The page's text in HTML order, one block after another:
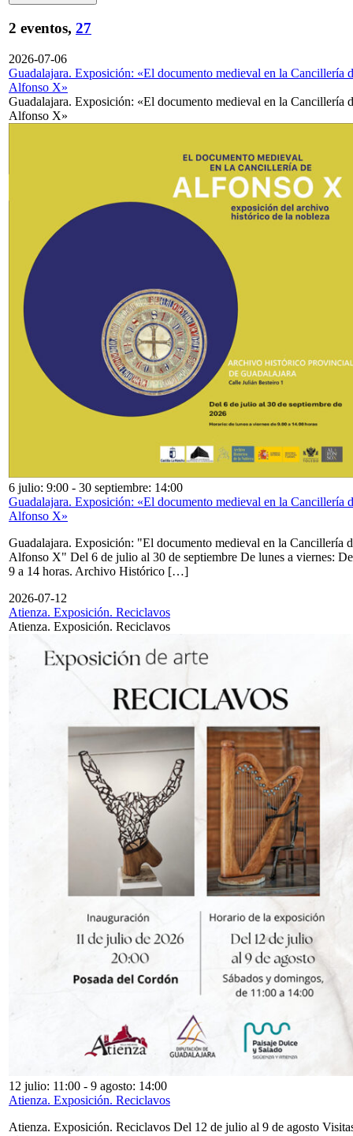
2 eventos, 27
2026-07-06
Guadalajara. Exposición: «El documento medieval en la Cancillería
Alfonso X»
Guadalajara. Exposición: «El documento medieval en la Cancillería
Alfonso X»
6 julio: 9:00 - 30 septiembre: 14:00
Guadalajara. Exposición: «El documento medieval en la Cancillería
Alfonso X»
Guadalajara. Exposición: "El documento medieval en la Cancillería
Alfonso X" Del 6 de julio al 30 de septiembre De lunes a viernes: De
9 a 14 horas. Archivo Histórico […]
2026-07-12
Atienza. Exposición. Reciclavos
Atienza. Exposición. Reciclavos
12 julio: 11:00 - 9 agosto: 14:00
Atienza. Exposición. Reciclavos
Atienza. Exposición. Reciclavos Del 12 de julio al 9 de agosto